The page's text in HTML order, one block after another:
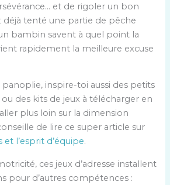
et de rigoler un bon
déjà tenté une partie de pêche
bambin savent à quel point la
rapidement la meilleure excuse
inspire-toi aussi des petits
des kits de jeux à télécharger en
plus loin sur la dimension
de lire ce super article sur
l’esprit d’équipe.
ces jeux d’adresse installent
pour d’autres compétences :